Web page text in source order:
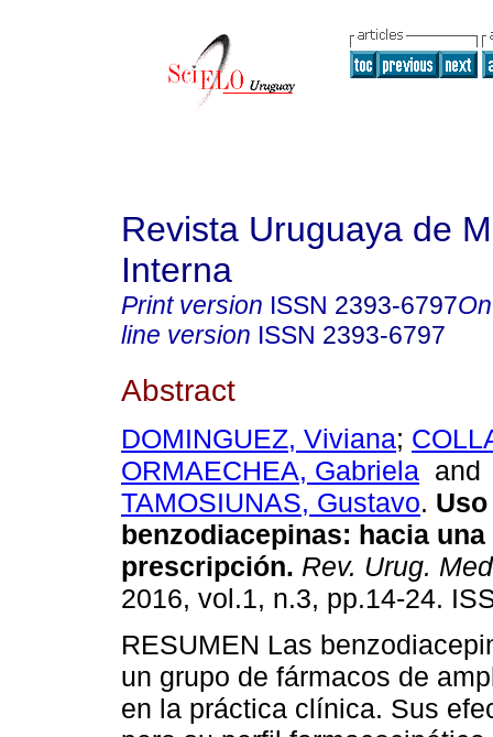
Revista Uruguaya de
Interna
Print version ISSN 2393-6797
line version ISSN 2393-6797
Abstract
DOMINGUEZ, Viviana;
ORMAECHEA, Gabriela and
TAMOSIUNAS, Gustavo.
benzodiacepinas: hacia
prescripción. Rev. Urug.
2016, vol.1, n.3, pp.14-24.
RESUMEN Las
un grupo de fármacos de
en la práctica clínica. Sus